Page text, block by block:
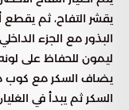
يقشر التفاح، ثم يقطع
البذور مع الجزء
ليمون للحفاظ على
يضاف السكر مع كوب
السكر ثم يبدأ في